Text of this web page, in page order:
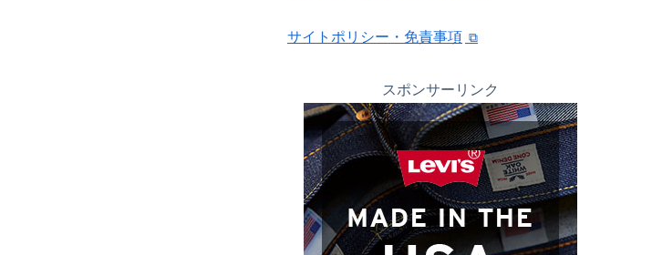
サイトポリシー・免責事項
スポンサーリンク